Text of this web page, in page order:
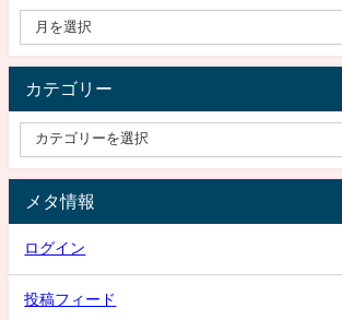
カテゴリー
メタ情報
ログイン
投稿フィード